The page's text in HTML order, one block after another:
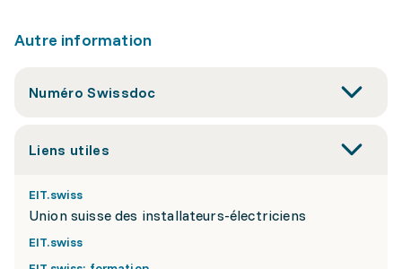
Autre information
Numéro Swissdoc
Liens utiles
EIT.swiss
Union suisse des installateurs-électriciens
EIT.swiss